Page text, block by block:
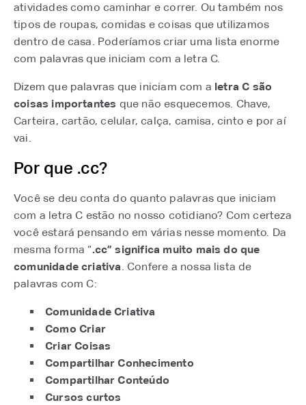
atividades como caminhar e correr. Ou também nos
tipos de roupas, comidas e coisas que utilizamos
dentro de casa. Poderíamos criar uma lista enorme
com palavras que iniciam com a letra C.
Dizem que palavras que iniciam com a letra C são
coisas importantes que não esquecemos. Chave,
Carteira, cartão, celular, calça, camisa, cinto e por aí
vai.
Por que .cc?
Você se deu conta do quanto palavras que iniciam
com a letra C estão no nosso cotidiano? Com certeza
você estará pensando em várias nesse momento. Da
mesma forma “.cc” significa muito mais do que
comunidade criativa. Confere a nossa lista de
palavras com C:
Comunidade Criativa
Como Criar
Criar Coisas
Compartilhar Conhecimento
Compartilhar Conteúdo
Cursos curtos